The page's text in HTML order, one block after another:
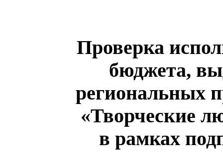
Проверка
бюджета,
региональных
«Творческие
в рамках